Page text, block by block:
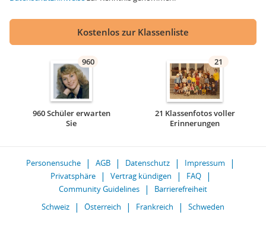
Kostenlos zur Klassenliste
960
960 Schüler erwarten
Sie
21
21 Klassenfotos voller
Erinnerungen
Personensuche AGB Datenschutz
Impressum
Privatsphäre
Vertrag kündigen
FAQ
Community Guidelines
Barrierefreiheit
Schweiz
Österreich Frankreich Schweden